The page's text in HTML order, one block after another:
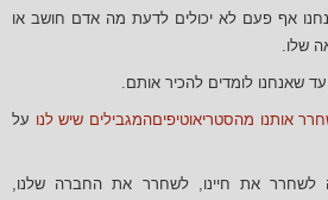
אף פעם לא יכולים לדעת מה אדם חושב או
שלו.
שאנחנו לומדים להכיר אותם.
אותנו מהסטריאוטיפיםהמגבילים שיש לנו על
לשחרר את חיינו, לשחרר את החברה שלנו,